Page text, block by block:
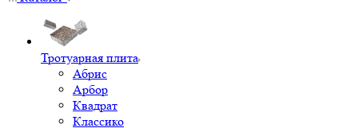
Тротуарная плита
Абрис
Арбор
Квадрат
Классико